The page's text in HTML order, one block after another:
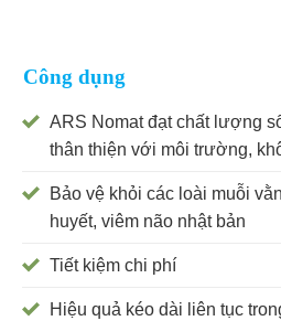
Công dụng
ARS Nomat đạt chất lượng
thân thiện với môi trường,
Bảo vệ khỏi các loài muỗi
huyết, viêm não nhật bản
Tiết kiệm chi phí
Hiệu quả kéo dài liên tục